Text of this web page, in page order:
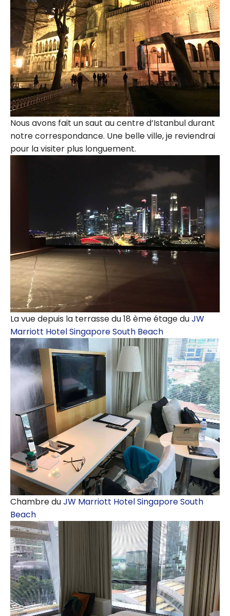
Nous avons fait un saut au centre d’Istanbul durant
notre correspondance. Une belle ville, je reviendrai
pour la visiter plus longuement.
La vue depuis la terrasse du 18 ème étage duJW
Marriott Hotel Singapore South Beach
Chambre duJW Marriott Hotel Singapore South
Beach